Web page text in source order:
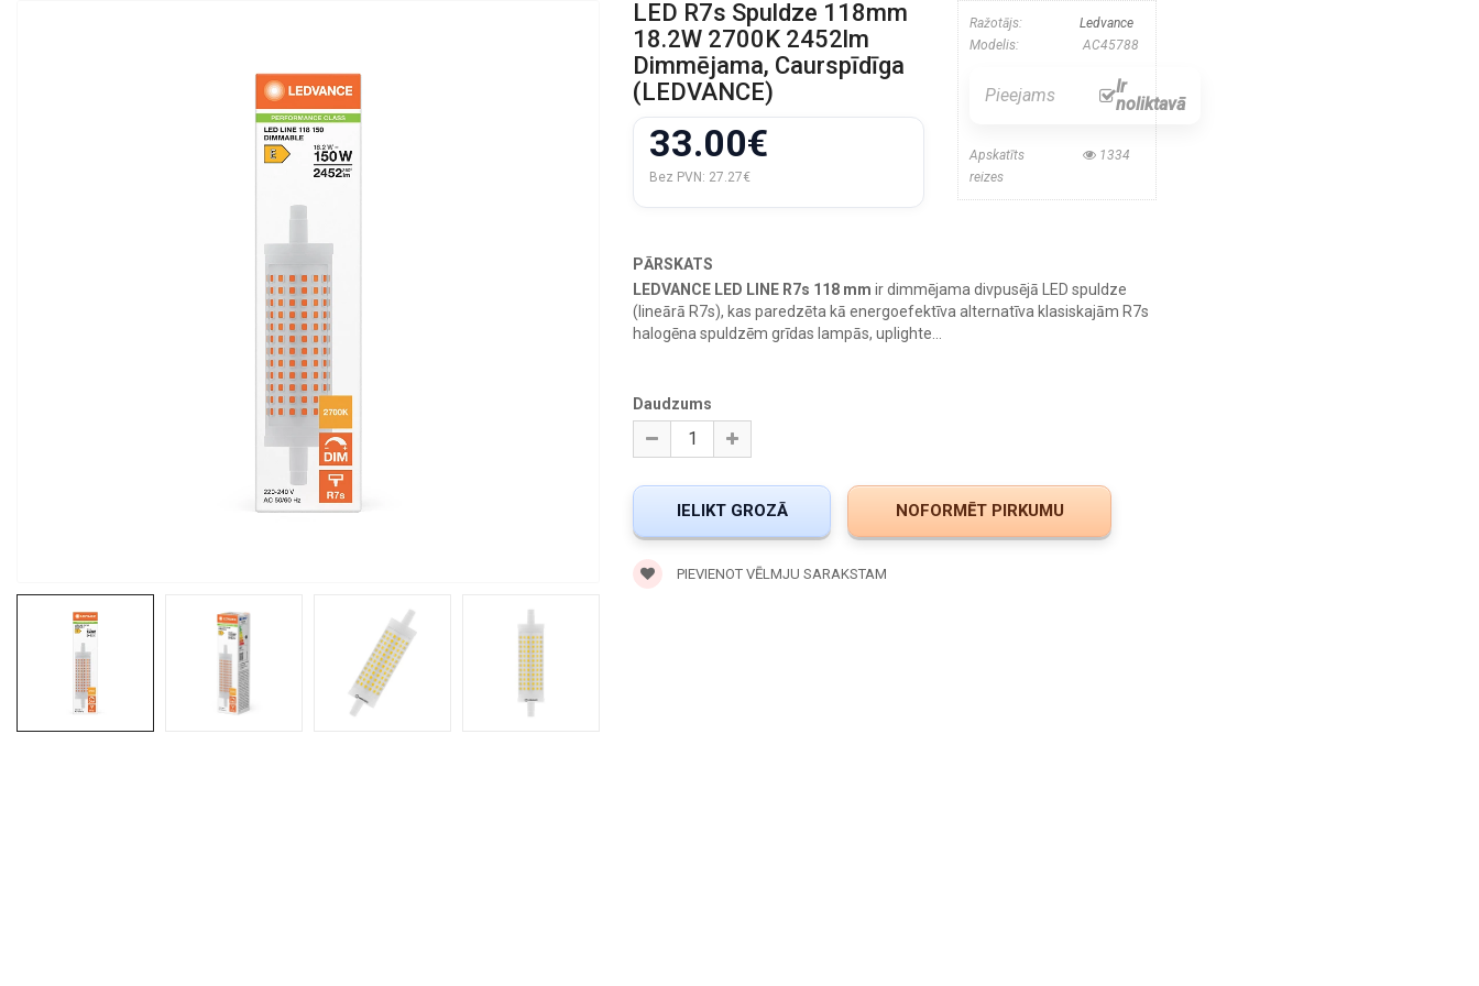
LED R7s Spuldze 118mm
18.2W 2700K 2452lm
Dimmējama, Caurspīdīga
(LEDVANCE)
33.00€
Bez PVN: 27.27€
Ražotājs:
Ledvance
Modelis:
AC45788
Pieejams
Ir
noliktavā
Apskatīts
1334
reizes
PĀRSKATS
LEDVANCE LED LINE R7s 118 mm ir dimmējama divpusējā LED spuldze
(lineārā R7s), kas paredzēta kā energoefektīva alternatīva klasiskajām R7s
halogēna spuldzēm grīdas lampās, uplighte...
Daudzums
PIEVIENOT VĒLMJU SARAKSTAM